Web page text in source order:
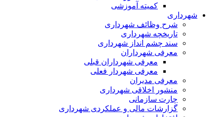
کمیته آموزشی
شهرداری
شرح وظائف شهرداری
تاریخچه شهرداری
سند چشم انداز شهرداری
معرفی شهرداران
معرفی شهرداران قبلی
معرفی شهردار فعلی
معرفی مدیران
منشور اخلاقی شهرداری
چارت سازمانی
گزارشات مالی و عملکردی شهرداری